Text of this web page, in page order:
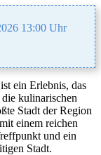
13:00 Uhr
ist ein Erlebnis, das
kulinarischen
Stadt der Region
einem reichen
und ein
Stadt.